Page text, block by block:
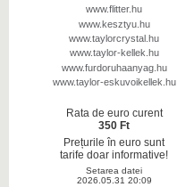
www.flitter.hu
www.kesztyu.hu
www.taylorcrystal.hu
www.taylor-kellek.hu
www.furdoruhaanyag.hu
www.taylor-eskuvoikellek.hu
Rata de euro curent
350 Ft
Prețurile în euro sunt
tarife doar informative!
Setarea datei
2026.05.31 20:09